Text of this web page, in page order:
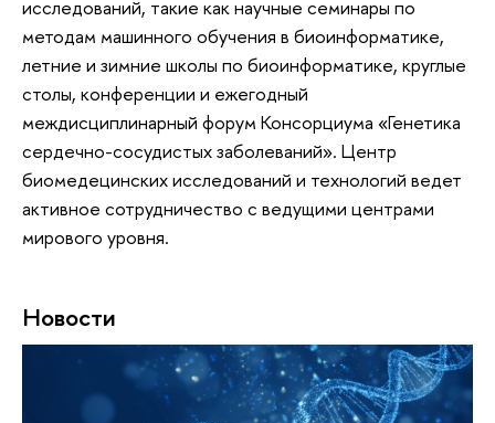
исследований, такие как научные семинары по
методам машинного обучения в биоинформатике,
летние и зимние школы по биоинформатике, круглые
столы, конференции и ежегодный
междисциплинарный форум Консорциума «Генетика
сердечно-сосудистых заболеваний». Центр
биомедецинских исследований и технологий ведет
активное сотрудничество с ведущими центрами
мирового уровня.
Новости